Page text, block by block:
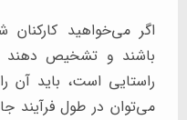
اگر می‌خواهید
باشند و تشخیص دهند
راستایی است، باید آن
می‌توان در طول فرآیند